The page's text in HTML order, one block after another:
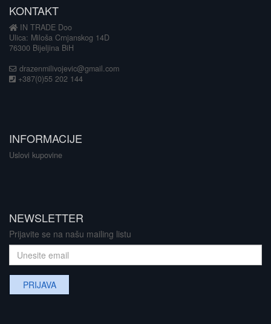
KONTAKT
IN TRADE Doo
Ulica: Miloša Crnjanskog 14D
76300 Bijeljina BiH
drazenmilivojevic@gmail.com
+387(0)55 202 144
INFORMACIJE
Uslovi kupovine
NEWSLETTER
Prijavite se na našu mailing listu
PRIJAVA